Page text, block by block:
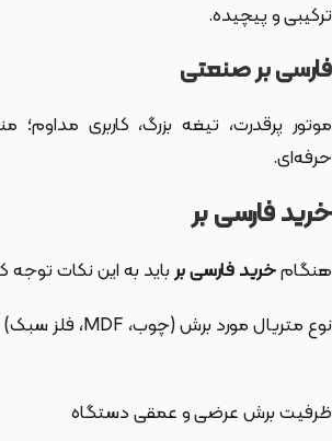
ترکیبی و پیچیده.
فارسی بر صنعتی
موتور پرقدرت، تیغه بزرگ، کاربری مداوم؛
حرفه‌ای.
خرید فارسی بر
هنگامخرید فارسی برباید به این نکات توجه
نوع متریال مورد برش (چوب، MDF، فلز سبک)
ظرفیت برش عرضی و عمقی دستگاه